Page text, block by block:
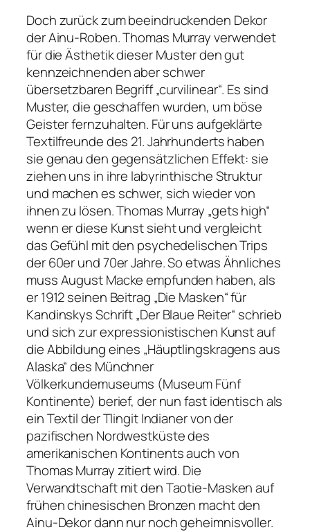
Doch zurück zum beeindruckenden Dekor
der Ainu-Roben. Thomas Murray verwendet
für die Ästhetik dieser Muster den gut
kennzeichnenden aber schwer
übersetzbaren Begriff „curvilinear“. Es sind
Muster, die geschaffen wurden, um böse
Geister fernzuhalten. Für uns aufgeklärte
Textilfreunde des 21. Jahrhunderts haben
sie genau den gegensätzlichen Effekt: sie
ziehen uns in ihre labyrinthische Struktur
und machen es schwer, sich wieder von
ihnen zu lösen. Thomas Murray „gets high“
wenn er diese Kunst sieht und vergleicht
das Gefühl mit den psychedelischen Trips
der 60er und 70er Jahre. So etwas Ähnliches
muss August Macke empfunden haben, als
er 1912 seinen Beitrag „Die Masken“ für
Kandinskys Schrift „Der Blaue Reiter“ schrieb
und sich zur expressionistischen Kunst auf
die Abbildung eines „Häuptlingskragens aus
Alaska“ des Münchner
Völkerkundemuseums (Museum Fünf
Kontinente) berief, der nun fast identisch als
ein Textil der Tlingit Indianer von der
pazifischen Nordwestküste des
amerikanischen Kontinents auch von
Thomas Murray zitiert wird. Die
Verwandtschaft mit den Taotie-Masken auf
frühen chinesischen Bronzen macht den
Ainu-Dekor dann nur noch geheimnisvoller.